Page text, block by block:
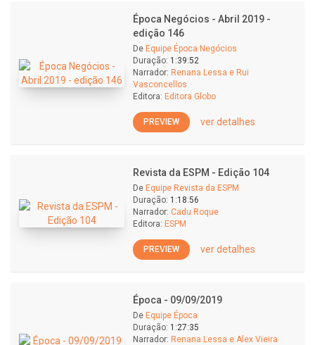
Época Negócios - Abril 2019 -
edição 146
De Equipe Época Negócios
Duração: 1:39:52
Narrador: Renana Lessa e Rui
Vasconcellos
Editora: Editora Globo
PREVIEW ver detalhes
Revista da ESPM - Edição 104
De Equipe Revista da ESPM
Duração: 1:18:56
Narrador: Cadu Roque
Editora: ESPM
PREVIEW ver detalhes
Época - 09/09/2019
De Equipe Época
Duração: 1:27:35
Narrador: Renana Lessa e Alex Vieira